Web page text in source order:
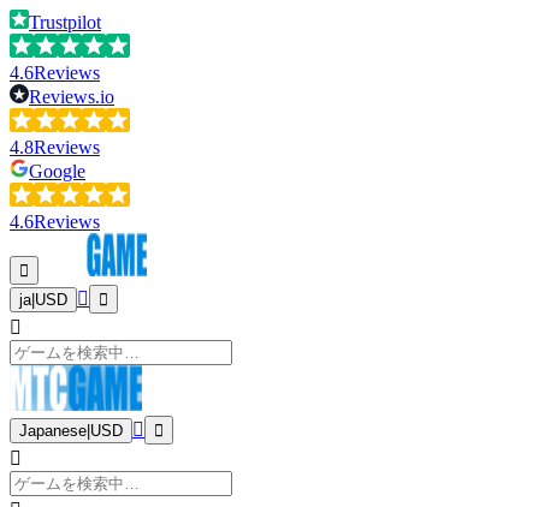
Trustpilot
4.6Reviews
Reviews.io
4.8Reviews
Google
4.6Reviews
ja| USD
Japanese USD